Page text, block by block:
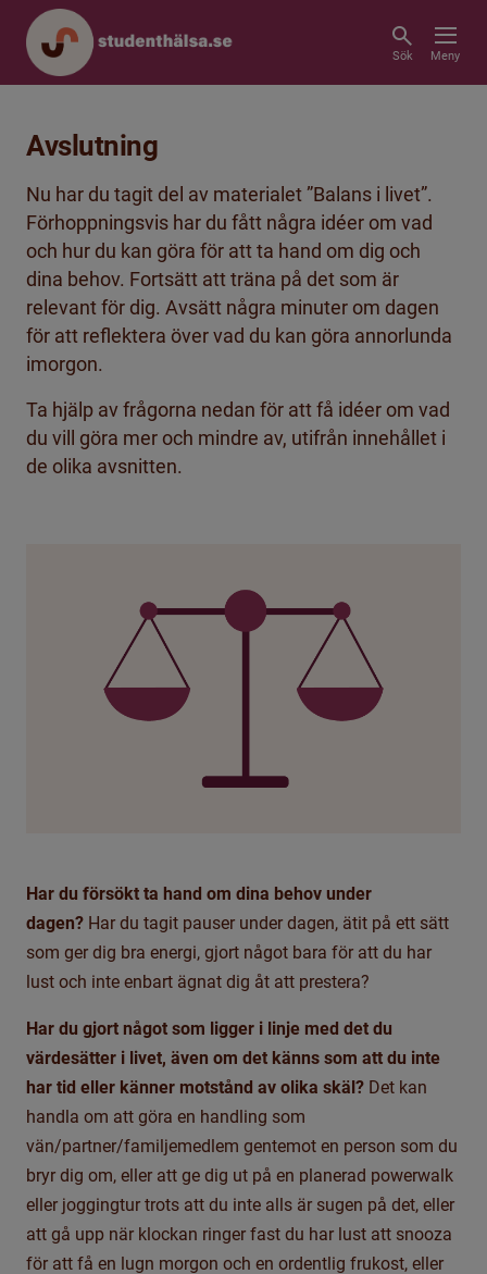
Sök Meny
Avslutning
Nu har du tagit del av materialet ”Balans i livet”.
Förhoppningsvis har du fått några idéer om vad
och hur du kan göra för att ta hand om dig och
dina behov. Fortsätt att träna på det som är
relevant för dig. Avsätt några minuter om dagen
för att reflektera över vad du kan göra annorlunda
imorgon.
Ta hjälp av frågorna nedan för att få idéer om vad
du vill göra mer och mindre av, utifrån innehållet i
de olika avsnitten.
Har du försökt ta hand om dina behov under
dagen? Har du tagit pauser under dagen, ätit på ett sätt
som ger dig bra energi, gjort något bara för att du har
lust och inte enbart ägnat dig åt att prestera?
Har du gjort något som ligger i linje med det du
värdesätter i livet, även om det känns som att du inte
har tid eller känner motstånd av olika skäl? Det kan
handla om att göra en handling som
vän/partner/familjemedlem gentemot en person som du
bryr dig om, eller att ge dig ut på en planerad powerwalk
eller joggingtur trots att du inte alls är sugen på det, eller
att gå upp när klockan ringer fast du har lust att snooza
för att få en lugn morgon och en ordentlig frukost, eller